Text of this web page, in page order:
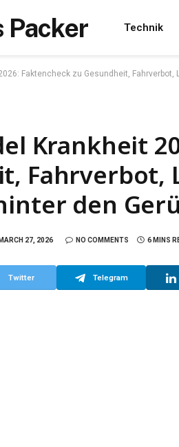
Packer Technik
Faktencheck zu Gesundheit, Fahrverbot,
Krankheit
Fahrverbot,
den
MARCH 27, 2026 NO COMMENTS 6 MINS
Twitter Telegram